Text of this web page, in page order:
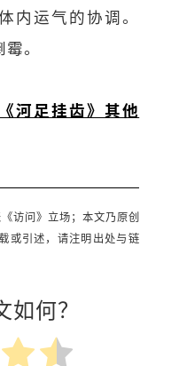
内运气的协调。
。
河足挂齿》其他
访问》立场；本文乃原创
或引述，请注明出处与链
何？